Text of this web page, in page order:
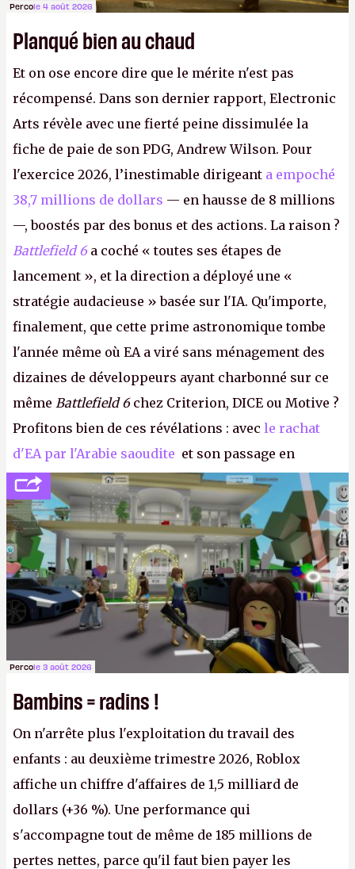
Percole 4 août 2026
Planqué bien au chaud
Et on ose encore dire que le mérite n'est pas
récompensé. Dans son dernier rapport, Electronic
Arts révèle avec une fierté peine dissimulée la
fiche de paie de son PDG, Andrew Wilson. Pour
l'exercice 2026, l’inestimable dirigeant a empoché
38,7 millions de dollars — en hausse de 8 millions
—, boostés par des bonus et des actions. La raison ?
Battlefield 6 a coché « toutes ses étapes de
lancement », et la direction a déployé une «
stratégie audacieuse » basée sur l'IA. Qu'importe,
finalement, que cette prime astronomique tombe
l'année même où EA a viré sans ménagement des
dizaines de développeurs ayant charbonné sur ce
même Battlefield 6chez Criterion, DICE ou Motive ?
Profitons bien de ces révélations : avec le rachat
d'EA par l'Arabie saoudite et son passage en
société privée, l'éditeur n'aura bientôt plus
l'obligation de publier ses bilans. Encore une
victoire pour la transparence.P.
Percole 3 août 2026
Bambins = radins !
On n'arrête plus l'exploitation du travail des
enfants : au deuxième trimestre 2026, Roblox
affiche un chiffre d'affaires de 1,5 milliard de
dollars (+36 %). Une performance qui
s'accompagne tout de même de 185 millions de
pertes nettes, parce qu'il faut bien payer les